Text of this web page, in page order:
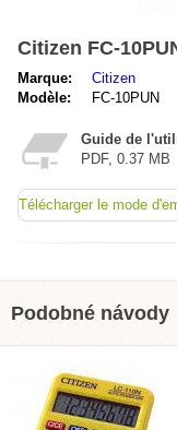
Citizen FC-
Marque:
Citizen
Modèle:
FC-10PUN
Guide de
PDF, 0.37 MB
Télécharger le mode
Podobné návody